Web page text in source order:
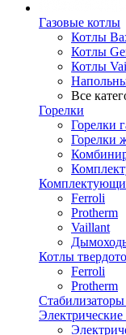
Газовые котлы
Котлы
Котлы
Котлы
Все
Горелки
Горелки
Горелки
Ferroli
Protherm
Vaillant
Котлы
Ferroli
Protherm